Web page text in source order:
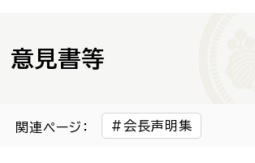
広報物・制作物
意見書等
関連ページ： 会長声明集